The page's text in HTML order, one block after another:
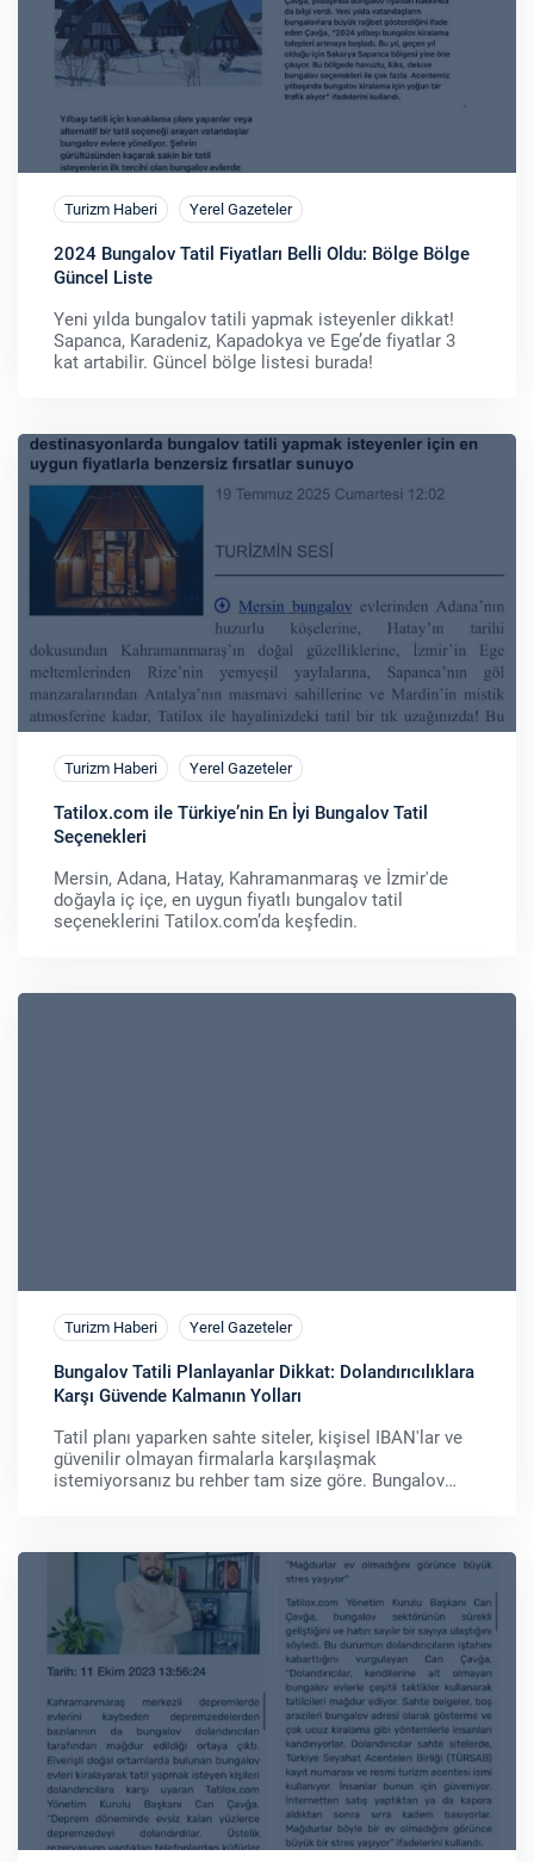
Turizm Haberi Yerel Gazeteler
2024 Bungalov Tatil Fiyatları Belli Oldu: Bölge Bölge
Güncel Liste
Yeni yılda bungalov tatili yapmak isteyenler dikkat!
Sapanca, Karadeniz, Kapadokya ve Ege’de fiyatlar 3
kat artabilir. Güncel bölge listesi burada!
Turizm Haberi Yerel Gazeteler
Tatilox.com ile Türkiye’nin En İyi Bungalov Tatil
Seçenekleri
Mersin, Adana, Hatay, Kahramanmaraş ve İzmir'de
doğayla iç içe, en uygun fiyatlı bungalov tatil
seçeneklerini Tatilox.com’da keşfedin.
Turizm Haberi Yerel Gazeteler
Bungalov Tatili Planlayanlar Dikkat: Dolandırıcılıklara
Karşı Güvende Kalmanın Yolları
Tatil planı yaparken sahte siteler, kişisel IBAN'lar ve
güvenilir olmayan firmalarla karşılaşmak
istemiyorsanız bu rehber tam size göre. Bungalov